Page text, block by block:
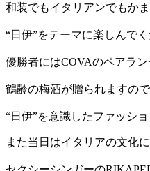
和装でもイタリアンでもかま
“日伊”をテーマに楽しんで
優勝者にはCOVAのペアラ
鶴齢の梅酒が贈られますので
“日伊”を意識したファッシ
また当日はイタリアの文化